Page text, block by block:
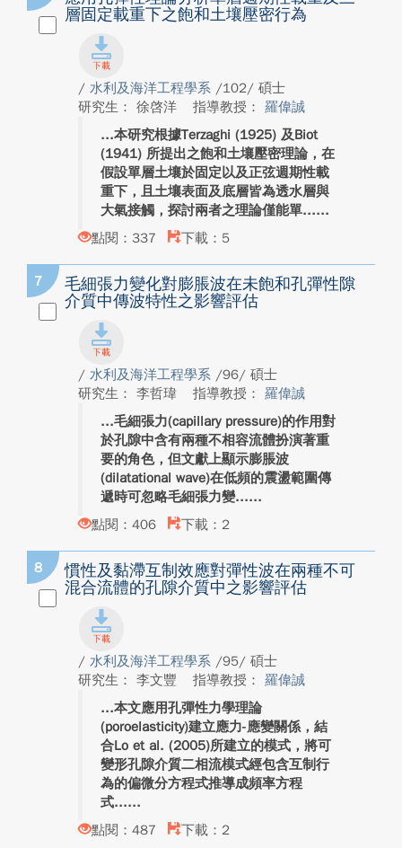
層固定載重下之飽和土壤壓密行為
/ 水利及海洋工程學系 /102/ 碩士
研究生： 徐啓洋
指導教授： 羅偉誠
本研究根據Terzaghi (1925) 及Biot
(1941) 所提出之飽和土壤壓密理論，在
假設單層土壤於固定以及正弦週期性載
重下，且土壤表面及底層皆為透水層與
大氣接觸，探討兩者之理論僅能單...
點閱：337
下載：5
7
毛細張力變化對膨脹波在未飽和孔彈性隙
介質中傳波特性之影響評估
/ 水利及海洋工程學系 /96/ 碩士
研究生： 李哲瑋
指導教授： 羅偉誠
毛細張力(capillary pressure)的作用對
於孔隙中含有兩種不相容流體扮演著重
要的角色，但文獻上顯示膨脹波
(dilatational wave)在低頻的震盪範圍傳
遞時可忽略毛細張力變...
點閱：406
下載：2
8
慣性及黏滯互制效應對彈性波在兩種不可
混合流體的孔隙介質中之影響評估
/ 水利及海洋工程學系 /95/ 碩士
研究生： 李文豐
指導教授： 羅偉誠
本文應用孔彈性力學理論
(poroelasticity)建立應力-應變關係，結
合Lo et al. (2005)所建立的模式，將可
變形孔隙介質二相流模式經包含互制行
為的偏微分方程式推導成頻率方程
式...
點閱：487
下載：2